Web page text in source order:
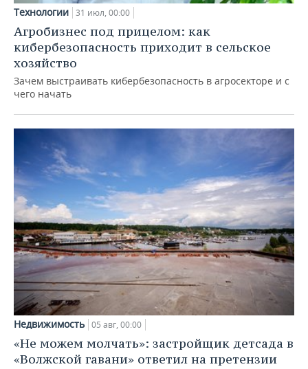
Технологии 31 июл, 00:00
Агробизнес под прицелом: как
кибербезопасность приходит в сельское
хозяйство
Зачем выстраивать кибербезопасность в агросекторе и с
чего начать
Недвижимость 05 авг, 00:00
«Не можем молчать»: застройщик детсада в
«Волжской гавани» ответил на претензии